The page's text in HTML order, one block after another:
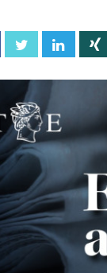
Facebook Twitter Linkedin